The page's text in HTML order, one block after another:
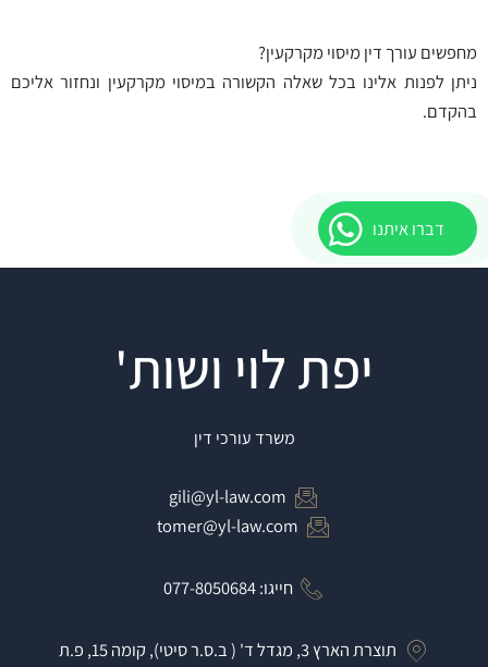
מחפשים עורך דין מיסוי מקרקעין?
ניתן לפנות אלינו בכל שאלה הקשורה במיסוי מקרקעין ונחזור אליכם
בהקדם.
דברו איתנו
יפת לוי ושות'
משרד עורכי דין
gili@yl-law.com
tomer@yl-law.com
חייגו: 077-8050684
תוצרת הארץ 3, מגדל ד' ( ב.ס.ר סיטי), קומה 15, פ.ת